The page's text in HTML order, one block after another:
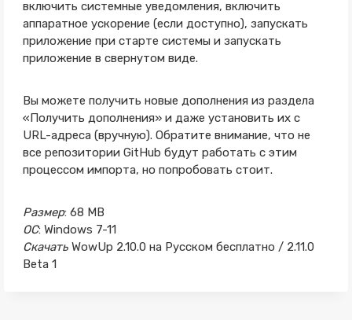
включить системные уведомления, включить
аппаратное ускорение (если доступно), запускать
приложение при старте системы и запускать
приложение в свернутом виде.
Вы можете получить новые дополнения из раздела
«Получить дополнения» и даже установить их с
URL-адреса (вручную). Обратите внимание, что не
все репозитории GitHub будут работать с этим
процессом импорта, но попробовать стоит.
Размер: 68 MB
ОС: Windows 7-11
Скачать WowUp 2.10.0 на Русском бесплатно / 2.11.0
Beta 1